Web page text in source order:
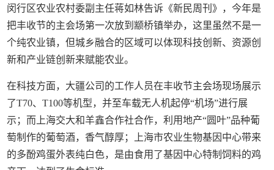
闵行区农业农村委副主任蒋如林告诉《新民周刊》，今年是
把丰收节的主会场第一次放到颛桥镇举办，这里虽然不是一
个纯农业镇，但城乡融合的区域可以体现科技创新、资源创
新和产业链创新来赋能农业。
在科技方面，大疆公司的工作人员在丰收节主会场现场展示
了T70、T100等机型，并至车载无人机起停“机场”进行展
示；而上海交大和羊鑫合作社合作，利用地产“圆叶”品种葡
萄制作的葡萄酒，香气醇厚；上海市农业生物基因中心带来
的多酚鸡蛋外表纯白色，是由食用了基因中心特制饲料的鸡